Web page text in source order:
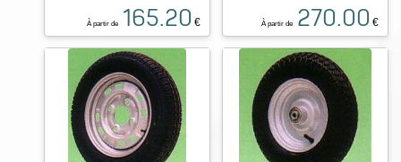
À partir de 165.20 € À partir de 270.00 €